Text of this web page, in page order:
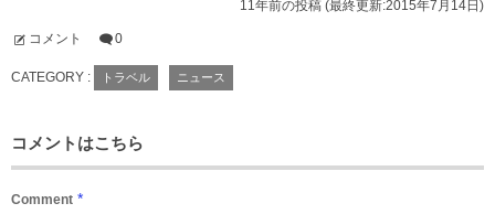
11年前の投稿 (最終更新:2015年7月14日)
コメント 0
CATEGORY : トラベル ニュース
コメントはこちら
Comment *